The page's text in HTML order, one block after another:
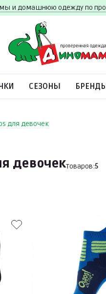
и домашнюю одежду по
СЕЗОНЫ
для девочек
девочекТоваров:5